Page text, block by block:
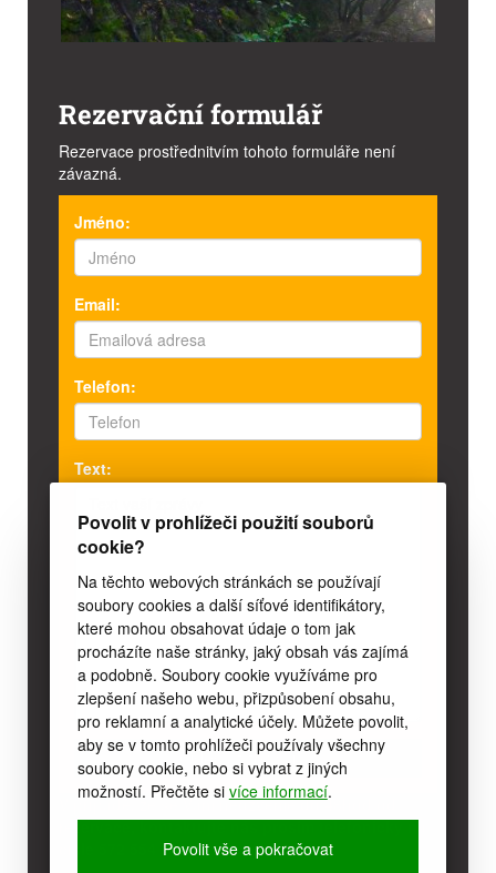
Povolit v prohlížeči použití souborů
cookie?
Na těchto webových stránkách se používají
soubory cookies a další síťové identifikátory,
které mohou obsahovat údaje o tom jak
procházíte naše stránky, jaký obsah vás zajímá
a podobně. Soubory cookie využíváme pro
zlepšení našeho webu, přizpůsobení obsahu,
pro reklamní a analytické účely. Můžete povolit,
aby se v tomto prohlížeči používaly všechny
soubory cookie, nebo si vybrat z jiných
možností. Přečtěte si více informací.
Povolit vše a pokračovat
Rezervační formulář
Rezervace prostřednitvím tohoto formuláře není
závazná.
Jméno:
Email:
Telefon:
Text:
V případě, že se Vám neozveme do 48hod od
rezervace, kontaktujte nás prosím telefonicky na
čísle 572 554 145!